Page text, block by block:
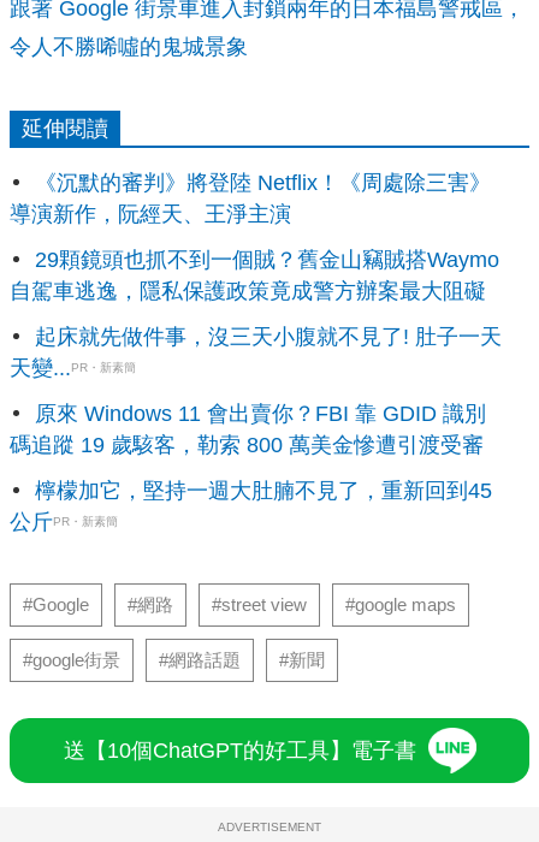
跟著 Google 街景車進入封鎖兩年的日本福島警戒區，
令人不勝唏噓的鬼城景象
延伸閱讀
《沉默的審判》將登陸 Netflix！《周處除三害》
導演新作，阮經天、王淨主演
29顆鏡頭也抓不到一個賊？舊金山竊賊搭Waymo
自駕車逃逸，隱私保護政策竟成警方辦案最大阻礙
起床就先做件事，沒三天小腹就不見了! 肚子一天
天變...PR・新素簡
原來 Windows 11 會出賣你？FBI 靠 GDID 識別
碼追蹤 19 歲駭客，勒索 800 萬美金慘遭引渡受審
檸檬加它，堅持一週大肚腩不見了，重新回到45
公斤PR・新素簡
#Google #網路 #street view #google maps
#google街景 #網路話題 #新聞
送【10個ChatGPT的好工具】電子書
ADVERTISEMENT